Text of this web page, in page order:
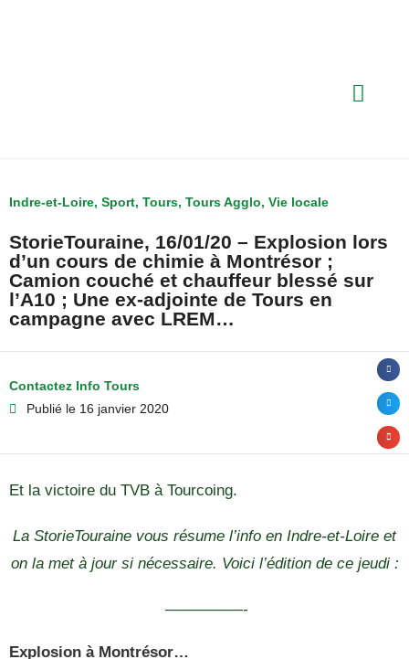
Indre-et-Loire, Sport, Tours, Tours Agglo, Vie locale
StorieTouraine, 16/01/20 – Explosion lors
d’un cours de chimie à Montrésor ;
Camion couché et chauffeur blessé sur
l’A10 ; Une ex-adjointe de Tours en
campagne avec LREM…
Contactez Info Tours
Publié le 16 janvier 2020
Et la victoire du TVB à Tourcoing.
La StorieTouraine vous résume l’info en Indre-et-Loire et
on la met à jour si nécessaire. Voici l’édition de ce jeudi :
—————-
Explosion à Montrésor…